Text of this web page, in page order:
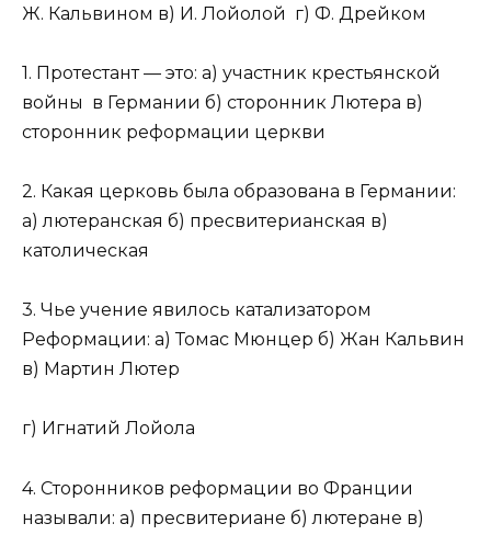
Ж. Кальвином в) И. Лойолой г) Ф. Дрейком
1. Протестант — это: а) участник крестьянской
войны в Германии б) сторонник Лютера в)
сторонник реформации церкви
2. Какая церковь была образована в Германии:
а) лютеранская б) пресвитерианская в)
католическая
3. Чье учение явилось катализатором
Реформации: а) Томас Мюнцер б) Жан Кальвин
в) Мартин Лютер
г) Игнатий Лойола
4. Сторонников реформации во Франции
называли: а) пресвитериане б) лютеране в)